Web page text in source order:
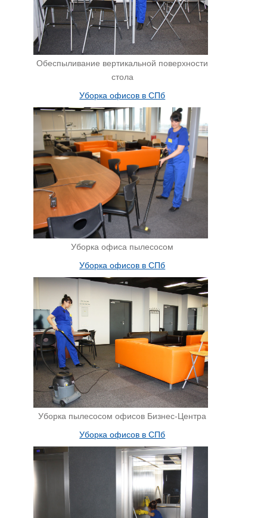
Обеспыливание вертикальной поверхности
стола
Уборка офисов в СПб
Уборка офиса пылесосом
Уборка офисов в СПб
Уборка пылесосом офисов Бизнес-Центра
Уборка офисов в СПб